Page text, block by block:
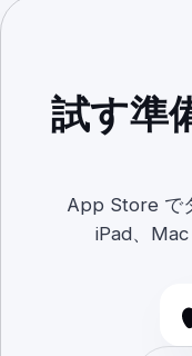
試す準
App Store で
iPad、Mac